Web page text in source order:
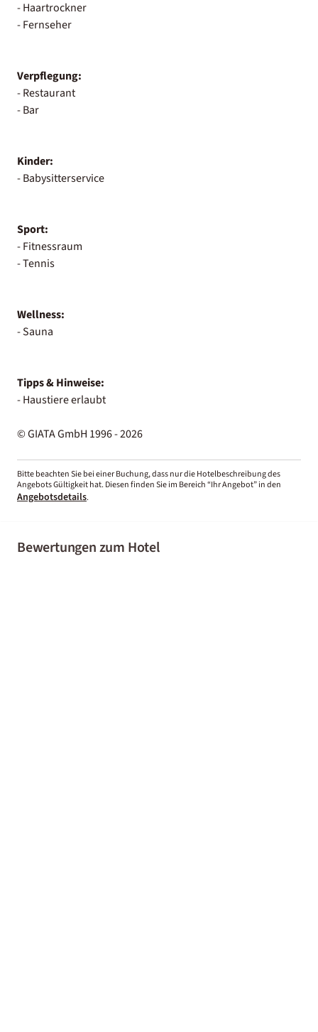
- Haartrockner
- Fernseher
Verpflegung:
- Restaurant
- Bar
Kinder:
- Babysitterservice
Sport:
- Fitnessraum
- Tennis
Wellness:
- Sauna
Tipps & Hinweise:
- Haustiere erlaubt
© GIATA GmbH 1996 - 2026
Bitte beachten Sie bei einer Buchung, dass nur die Hotelbeschreibung des
Angebots Gültigkeit hat. Diesen finden Sie im Bereich “Ihr Angebot” in den
Angebotsdetails.
Bewertungen zum Hotel